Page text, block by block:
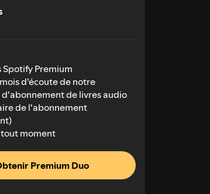
Spotify Premium
d'écoute de notre
de livres audio
de l'abonnement
moment
Premium Duo